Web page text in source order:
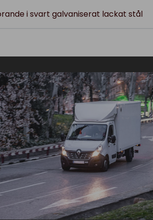
i svart galvaniserat lackat stål